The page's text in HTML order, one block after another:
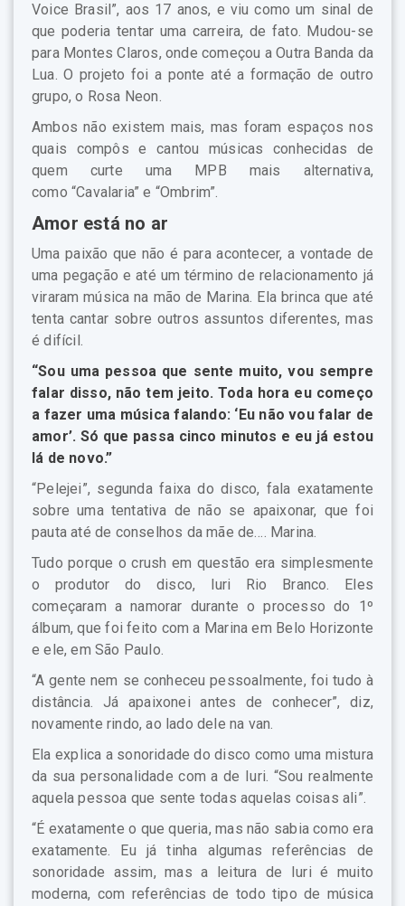
Voice Brasil”, aos 17 anos, e viu como um sinal de
que poderia tentar uma carreira, de fato. Mudou-se
para Montes Claros, onde começou a Outra Banda da
Lua. O projeto foi a ponte até a formação de outro
grupo, o Rosa Neon.
Ambos não existem mais, mas foram espaços nos
quais compôs e cantou músicas conhecidas de
quem curte uma MPB mais alternativa,
como “Cavalaria” e “Ombrim”.
Amor está no ar
Uma paixão que não é para acontecer, a vontade de
uma pegação e até um término de relacionamento já
viraram música na mão de Marina. Ela brinca que até
tenta cantar sobre outros assuntos diferentes, mas
é difícil.
“Sou uma pessoa que sente muito, vou sempre
falar disso, não tem jeito. Toda hora eu começo
a fazer uma música falando: ‘Eu não vou falar de
amor’. Só que passa cinco minutos e eu já estou
lá de novo.”
“Pelejei”, segunda faixa do disco, fala exatamente
sobre uma tentativa de não se apaixonar, que foi
pauta até de conselhos da mãe de…. Marina.
Tudo porque o crush em questão era simplesmente
o produtor do disco, Iuri Rio Branco. Eles
começaram a namorar durante o processo do 1º
álbum, que foi feito com a Marina em Belo Horizonte
e ele, em São Paulo.
“A gente nem se conheceu pessoalmente, foi tudo à
distância. Já apaixonei antes de conhecer”, diz,
novamente rindo, ao lado dele na van.
Ela explica a sonoridade do disco como uma mistura
da sua personalidade com a de Iuri. “Sou realmente
aquela pessoa que sente todas aquelas coisas ali”.
“É exatamente o que queria, mas não sabia como era
exatamente. Eu já tinha algumas referências de
sonoridade assim, mas a leitura de Iuri é muito
moderna, com referências de todo tipo de música